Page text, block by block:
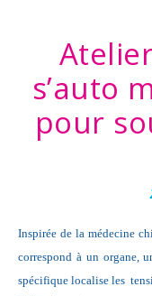
s’auto
pour
Inspirée de la médecine chinoise Anscestrale, chaque zone réflexe du pied
correspond à un organe,
spécifique localise les